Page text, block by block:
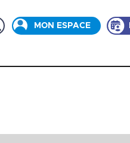
MON ESPACE